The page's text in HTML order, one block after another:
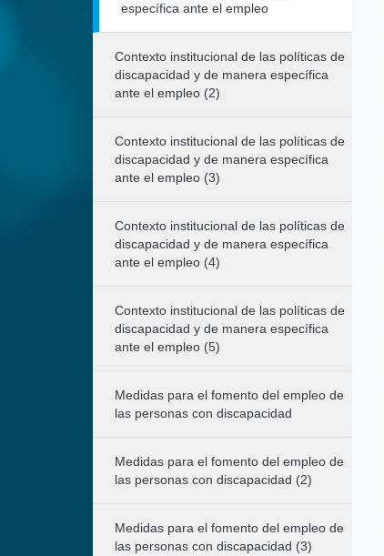
específica ante el empleo
Contexto institucional de las políticas de
discapacidad y de manera específica
ante el empleo (2)
Contexto institucional de las políticas de
discapacidad y de manera específica
ante el empleo (3)
Contexto institucional de las políticas de
discapacidad y de manera específica
ante el empleo (4)
Contexto institucional de las políticas de
discapacidad y de manera específica
ante el empleo (5)
Medidas para el fomento del empleo de
las personas con discapacidad
Medidas para el fomento del empleo de
las personas con discapacidad (2)
Medidas para el fomento del empleo de
las personas con discapacidad (3)